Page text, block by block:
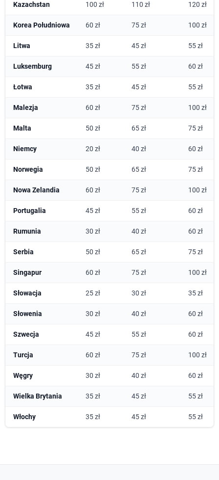
Kazachstan 100 zł 110 zł 120 zł
Korea Południowa 60 zł 75 zł 100 zł
Litwa 35 zł 45 zł 55 zł
Luksemburg 45 zł 55 zł 60 zł
Łotwa 35 zł 45 zł 55 zł
Malezja 60 zł 75 zł 100 zł
Malta 50 zł 65 zł 75 zł
Niemcy 20 zł 40 zł 60 zł
Norwegia 50 zł 65 zł 75 zł
Nowa Zelandia 60 zł 75 zł 100 zł
Portugalia 45 zł 55 zł 60 zł
Rumunia 30 zł 40 zł 60 zł
Serbia 50 zł 65 zł 75 zł
Singapur 60 zł 75 zł 100 zł
Słowacja 25 zł 30 zł 35 zł
Słowenia 30 zł 40 zł 60 zł
Szwecja 45 zł 55 zł 60 zł
Turcja 60 zł 75 zł 100 zł
Węgry 30 zł 40 zł 60 zł
Wielka Brytania 35 zł 45 zł 55 zł
Włochy 35 zł 45 zł 55 zł